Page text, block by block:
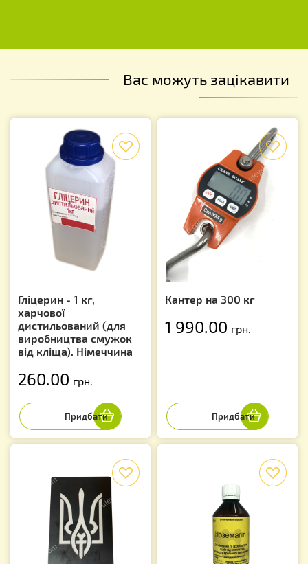
Вас можуть зацікавити
Гліцерин - 1 кг,
харчової
дистильований (для
виробництва смужок
від кліща). Німеччина
260.00 грн.
Кантер на 300 кг
1 990.00 грн.